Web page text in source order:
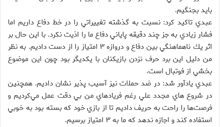
بايد بجنگيم.
عبدي تاكيد كرد: نسبت به گذشته تغييراتي را در خط دفاع داريم اما
فشار زيادي به جز چند دقيقه پاياني دفاع ما را اذيت نكرد. با اين حال بر
اثر يك ناهماهنگي بين دفاع و دروازه ۳ امتياز را از دست داديم. به نظر
من دليل اين برد حرف نزدن بازيكنان با يكديگر بود چون اين موضوع
بخشي از فوتبال است.
عبدي يادآور شد: در ضد حملات نيز آسيب پذير نشان داديم. همچنين
در شروع هاي مجدد علي رغم فريادهاي من بي دقت عمل مي‌كرديم و
فرصت‌ها را راحت به حريف داديم تا از بازي خود كه بسته بود به خوبي
استفاده كند و اجازه ندهد كه ما به ۳ امتياز برسيم.